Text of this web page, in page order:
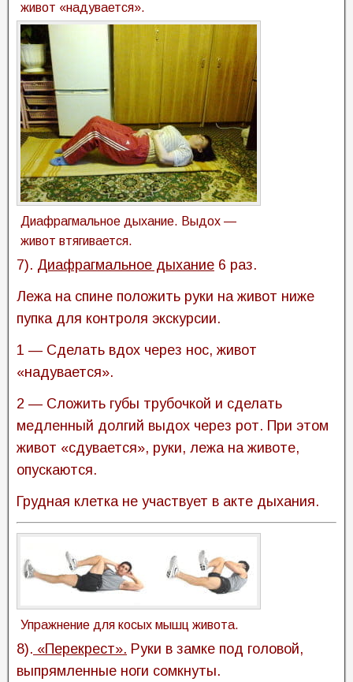
живот «надувается».
Диафрагмальное дыхание. Выдох —
живот втягивается.
7). Диафрагмальное дыхание 6 раз.
Лежа на спине положить руки на живот ниже
пупка для контроля экскурсии.
1 — Сделать вдох через нос, живот
«надувается».
2 — Сложить губы трубочкой и сделать
медленный долгий выдох через рот. При этом
живот «сдувается», руки, лежа на животе,
опускаются.
Грудная клетка не участвует в акте дыхания.
Упражнение для косых мышц живота.
8). «Перекрест». Руки в замке под головой,
выпрямленные ноги сомкнуты.